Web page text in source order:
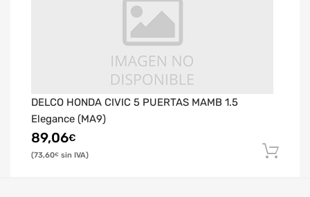
DELCO HONDA CIVIC 5 PUERTAS MAMB 1.5
Elegance (MA9)
89,06€
73,60€